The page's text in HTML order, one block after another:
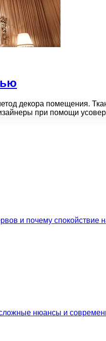
декора помещения.
при помощи
и почему спокойствие
сложные нюансы и